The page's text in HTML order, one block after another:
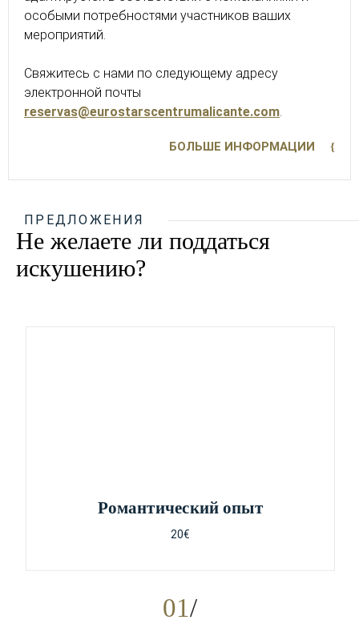
особыми потребностями участников ваших
мероприятий.
Свяжитесь с нами по следующему адресу
электронной почты
reservas@eurostarscentrumalicante.com.
БОЛЬШЕ ИНФОРМАЦИИ
ПРЕДЛОЖЕНИЯ
Не желаете ли поддаться
искушению?
01
Pомантический опыт
20€